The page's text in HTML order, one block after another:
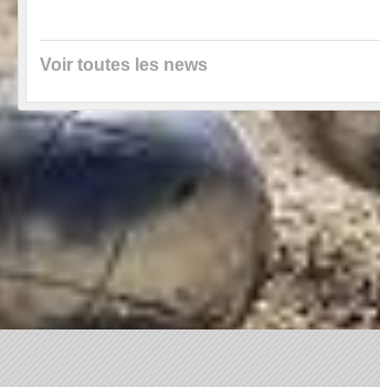
Voir toutes les news